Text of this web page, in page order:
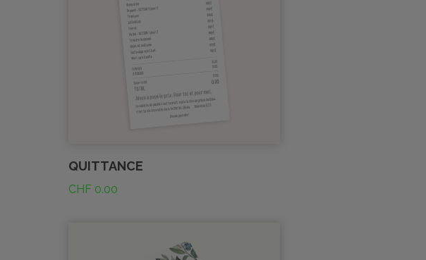
QUITTANCE
CHF 0.00